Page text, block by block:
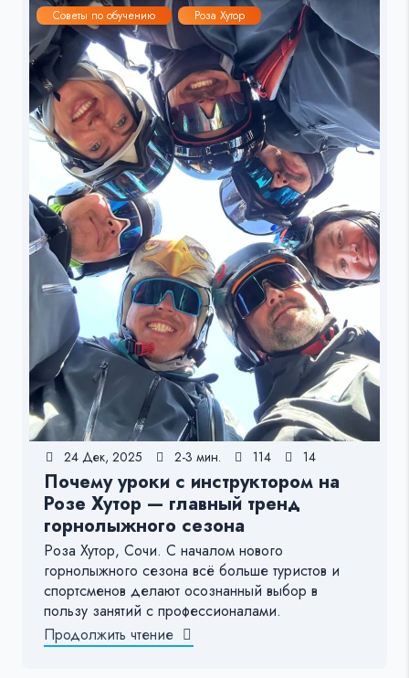
Советы по обучению
Роза Хутор
24 Дек, 2025 2-3 мин. 114 14
Почему уроки с инструктором на
Розе Хутор — главный тренд
горнолыжного сезона
Роза Хутор, Сочи. С началом нового
горнолыжного сезона всё больше туристов и
спортсменов делают осознанный выбор в
пользу занятий с профессионалами.
Продолжить чтение